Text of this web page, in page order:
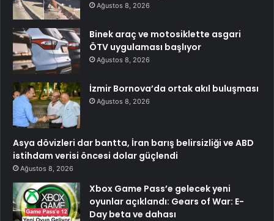
Ağustos 8, 2026
Binek araç ve motosiklette asgari
ÖTV uygulaması başlıyor
Ağustos 8, 2026
İzmir Bornova’da ortak akıl buluşması
Ağustos 8, 2026
Asya dövizleri dar bantta, İran barış belirsizliği ve ABD
istihdam verisi öncesi dolar güçlendi
Ağustos 8, 2026
Xbox Game Pass’e gelecek yeni
oyunlar açıklandı: Gears of War: E-
Day beta ve dahası